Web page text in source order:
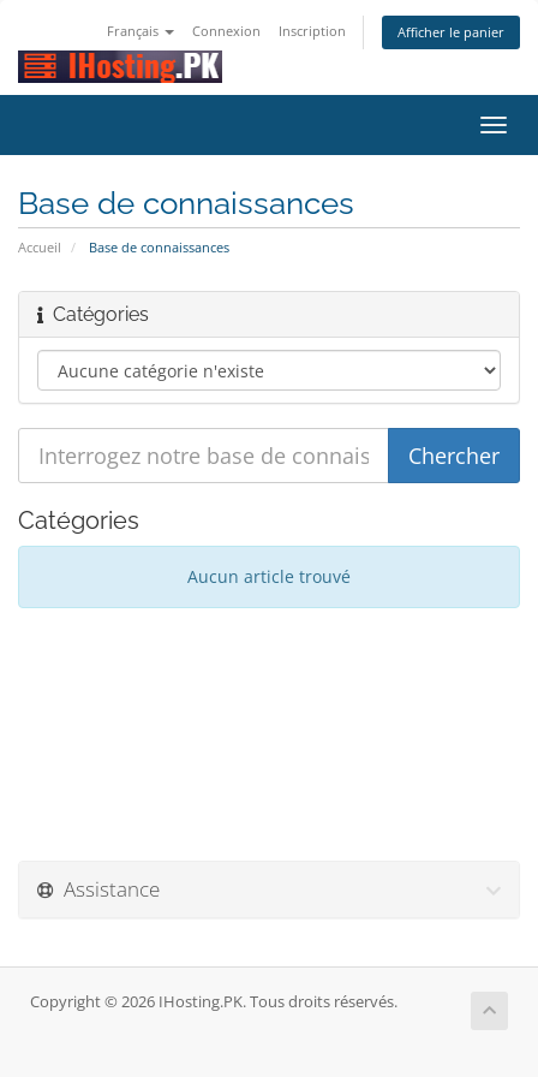
Français Connexion Inscription Afficher le panier
la
Base de connaissances
Accueil Base de connaissances
Catégories
Catégories
Aucun article trouvé
Assistance
Copyright © 2026 IHosting.PK. Tous droits réservés.